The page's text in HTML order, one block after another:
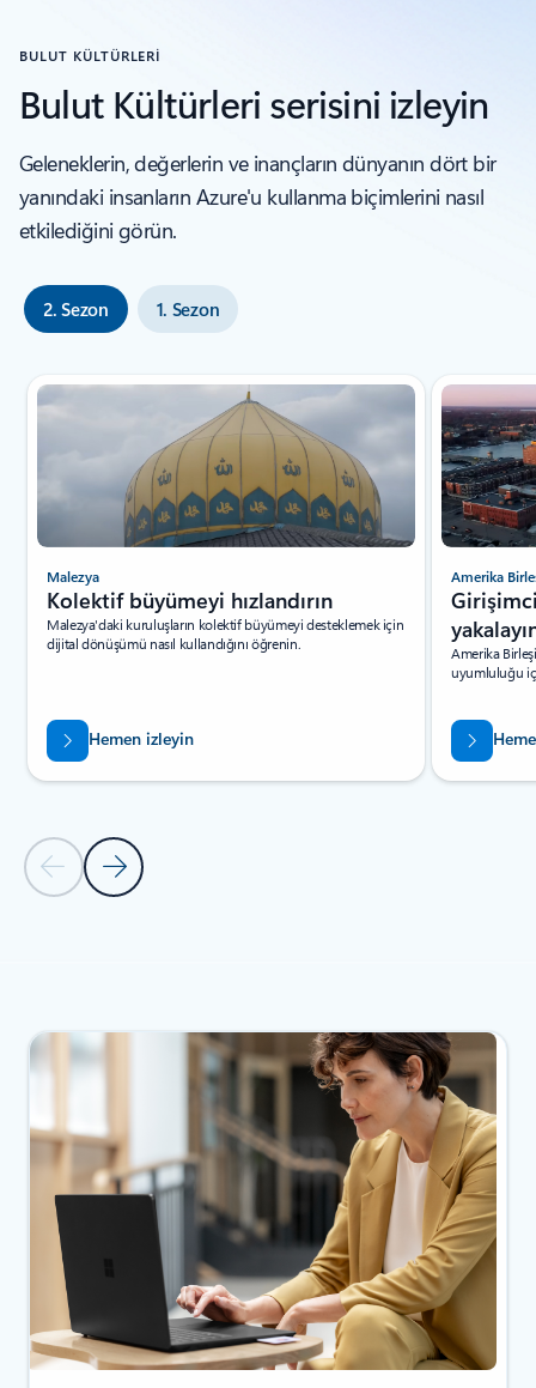
BULUT KÜLTÜRLERI
Bulut Kültürleri serisini izleyin
Geleneklerin, değerlerin ve inançların dünyanın dört bir
yanındaki insanların Azure'u kullanma biçimlerini nasıl
etkilediğini görün.
2. Sezon 1. Sezon
Slayt 1/3 gösteriliyor
Önceki SlaytSonraki Slayt
Malezya
Kolektif büyümeyi hızlandırın
Malezya'daki kuruluşların kolektif büyümeyi desteklemek için
dijital dönüşümü nasıl kullandığını öğrenin.
Hemen izleyin
Amerika
Amerika
uyumluluğu